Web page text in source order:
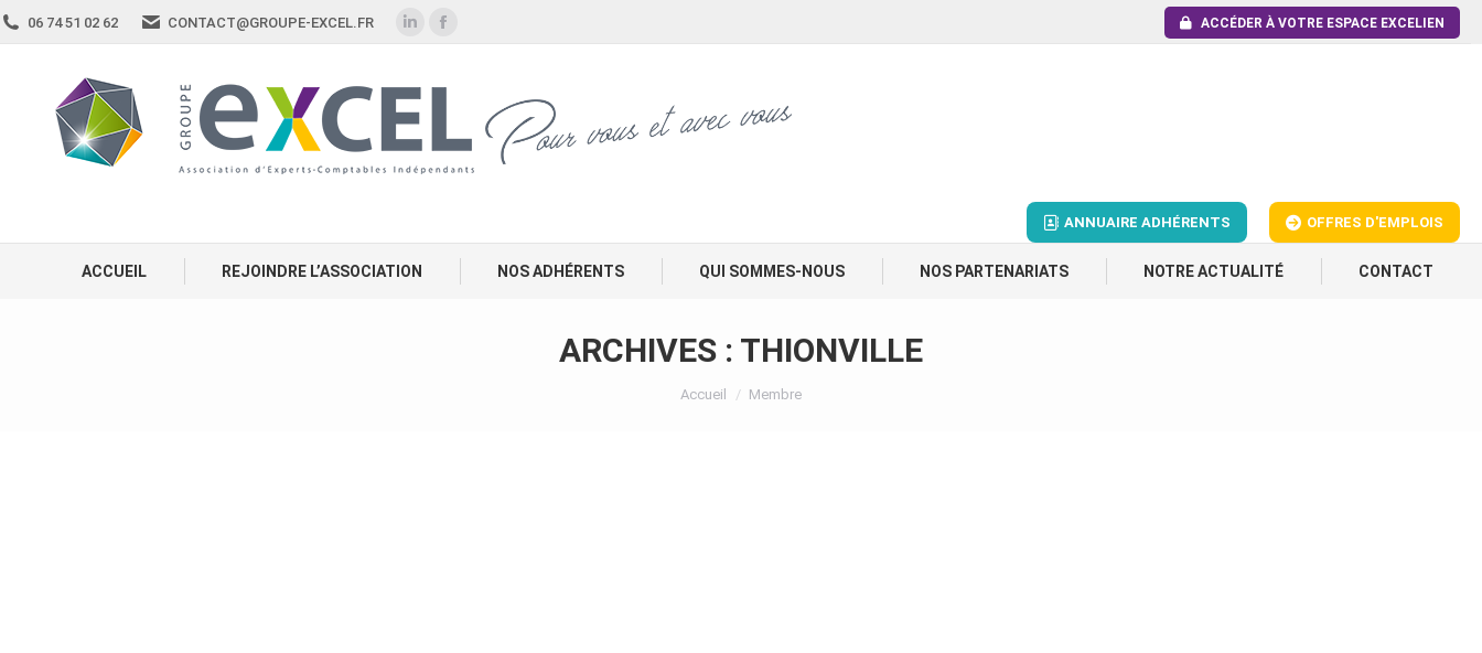
06 74 51 02 62 CONTACT@GROUPE-EXCEL.FR ACCÉDER À VOTRE ESPACE EXCELIEN
ANNUAIRE ADHÉRENTS OFFRES D'EMPLOIS
ACCUEIL REJOINDRE L’ASSOCIATION NOS ADHÉRENTS QUI SOMMES-NOUS NOS PARTENARIATS NOTRE ACTUALITÉ CONTACT
ARCHIVES : THIONVILLE
Vous êtes ici :
Accueil Membre